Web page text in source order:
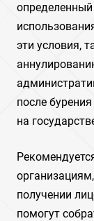
эти условия,
после
на
получении
помогут